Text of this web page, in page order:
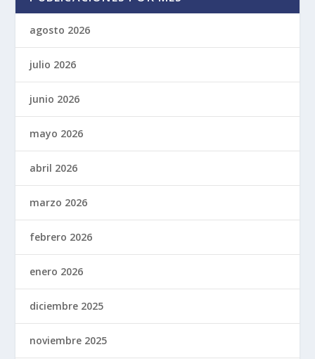
agosto 2026
julio 2026
junio 2026
mayo 2026
abril 2026
marzo 2026
febrero 2026
enero 2026
diciembre 2025
noviembre 2025